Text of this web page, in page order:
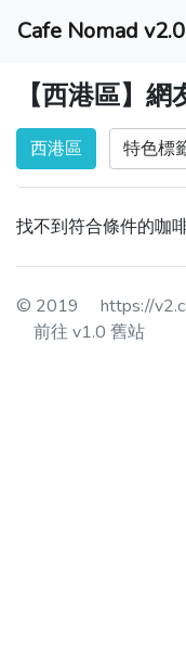
Cafe Nomad
【西港區】
西港區 特色標
找不到符合條件的咖啡
© 2019 https://
前往 v1.0 舊站